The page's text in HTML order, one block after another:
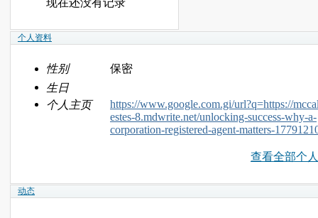
个人资料
性别
保密
生日
个人主页
https://www.google.com.gi/url?q=https://
estes-8.mdwrite.net/unlocking-success-why-a-
corporation-registered-agent-matters-
查看全部个
动态